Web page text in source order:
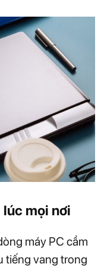
mọi nơi
máy PC cầm
tiếng vang trong